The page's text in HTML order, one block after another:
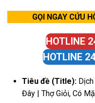
GỌI NGAY CỨU
HOTLINE
HOTLINE
Tiêu đề (Title):
Đây | Thợ Giỏi, Có